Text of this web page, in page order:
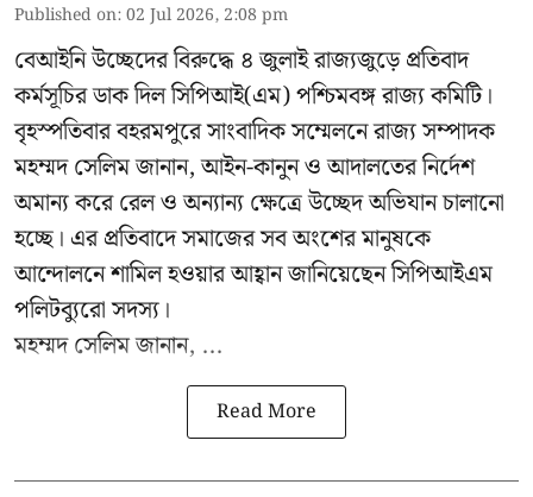
Published on:02 Jul 2026, 2:08 pm
বেআইনি উচ্ছেদের বিরুদ্ধে ৪ জুলাই রাজ্যজুড়ে প্রতিবাদ
কর্মসূচির ডাক দিল সিপিআই(এম) পশ্চিমবঙ্গ রাজ্য কমিটি।
বৃহস্পতিবার বহরমপুরে সাংবাদিক সম্মেলনে রাজ্য সম্পাদক
মহম্মদ সেলিম জানান, আইন-কানুন ও আদালতের নির্দেশ
অমান্য করে রেল ও অন্যান্য ক্ষেত্রে উচ্ছেদ অভিযান চালানো
হচ্ছে। এর প্রতিবাদে সমাজের সব অংশের মানুষকে
আন্দোলনে শামিল হওয়ার আহ্বান জানিয়েছেন সিপিআইএম
পলিটব্যুরো সদস্য।
মহম্মদ সেলিম জানান, ...
Read More